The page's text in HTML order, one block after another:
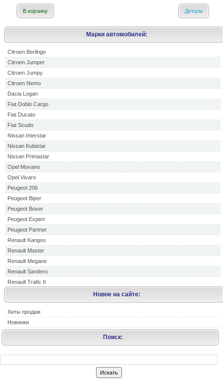
Марки автомобилей:
Citroen Berlingo
Citroen Jumper
Citroen Jumpy
Citroen Nemo
Dacia Logan
Fiat Doblo Cargo
Fiat Ducato
Fiat Scudo
Nissan Interstar
Nissan Kubistar
Nissan Primastar
Opel Movano
Opel Vivaro
Peugeot 206
Peugeot Biper
Peugeot Boxer
Peugeot Expert
Peugeot Partner
Renault Kangoo
Renault Master
Renault Megane
Renault Sandero
Renault Trafic II
Новое на сайте:
Хиты продаж
Новинки
В корзину Детали
Поиск: